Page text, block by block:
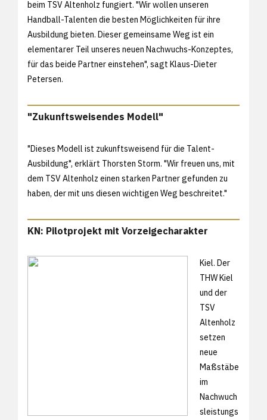
beim TSV Altenholz fungiert. "Wir wollen unseren
Handball-Talenten die besten Möglichkeiten für ihre
Ausbildung bieten. Dieser gemeinsame Weg ist ein
elementarer Teil unseres neuen Nachwuchs-Konzeptes,
für das beide Partner einstehen", sagt Klaus-Dieter
Petersen.
"Zukunftsweisendes Modell"
"Dieses Modell ist zukunftsweisend für die Talent-
Ausbildung", erklärt Thorsten Storm. "Wir freuen uns, mit
dem TSV Altenholz einen starken Partner gefunden zu
haben, der mit uns diesen wichtigen Weg beschreitet."
KN: Pilotprojekt mit Vorzeigecharakter
Kiel. Der
THW Kiel
und der
TSV
Altenholz
setzen
neue
Maßstäbe
im
Nachwuch
sleistungs